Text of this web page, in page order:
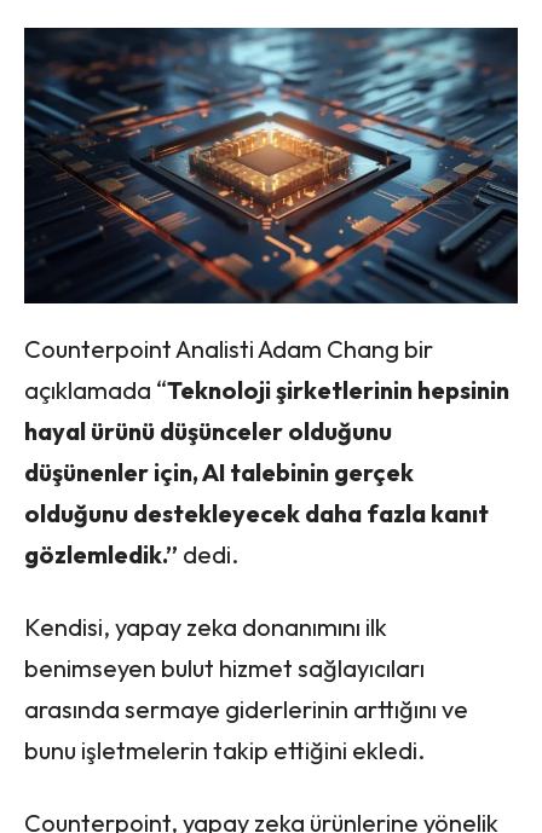
Counterpoint Analisti Adam Chang bir
açıklamada “Teknoloji şirketlerinin hepsinin
hayal ürünü düşünceler olduğunu
düşünenler için, AI talebinin gerçek
olduğunu destekleyecek daha fazla kanıt
gözlemledik.” dedi.
Kendisi, yapay zeka donanımını ilk
benimseyen bulut hizmet sağlayıcıları
arasında sermaye giderlerinin arttığını ve
bunu işletmelerin takip ettiğini ekledi.
Counterpoint, yapay zeka ürünlerine yönelik